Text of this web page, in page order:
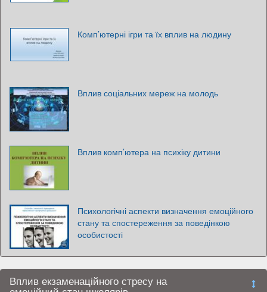
Комп’ютерні ігри та їх вплив на людину
Вплив соціальних мереж на молодь
Вплив комп’ютера на психіку дитини
Психологічні аспекти визначення емоційного
стану та спостереження за поведінкою
особистості
Вплив екзаменаційного стресу на